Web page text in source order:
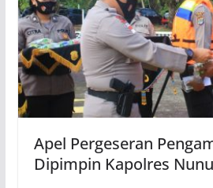
Apel Pergeseran
Dipimpin Kapolres